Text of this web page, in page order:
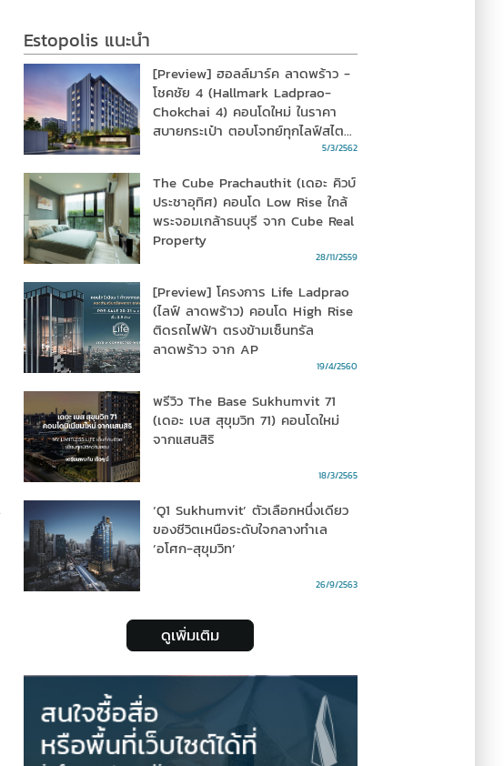
Estopolis แนะนำ
[Preview] ฮอลล์มาร์ค ลาดพร้าว -
โชคชัย 4 (Hallmark Ladprao-
Chokchai 4) คอนโดใหม่ ในราคา
สบายกระเป๋า ตอบโจทย์ทุกไลฟ์สไตล์
5/3/2562
The Cube Prachauthit (เดอะ คิวบ์
ประชาอุทิศ) คอนโด Low Rise ใกล้
พระจอมเกล้าธนบุรี จาก Cube Real
Property
28/11/2559
[Preview] โครงการ Life Ladprao
(ไลฟ์ ลาดพร้าว) คอนโด High Rise
ติดรถไฟฟ้า ตรงข้ามเซ็นทรัล
ลาดพร้าว จาก AP
19/4/2560
พรีวิว The Base Sukhumvit 71
(เดอะ เบส สุขุมวิท 71) คอนโดใหม่
จากแสนสิริ
18/3/2565
‘Q1 Sukhumvit’ ตัวเลือกหนึ่งเดียว
ของชีวิตเหนือระดับใจกลางทำเล
‘อโศก-สุขุมวิท’
26/9/2563
ดูเพิ่มเติม